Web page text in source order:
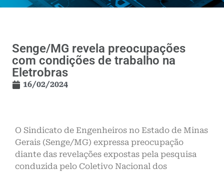
Senge/MG revela preocupações
com condições de trabalho na
Eletrobras
16/02/2024
O Sindicato de Engenheiros no Estado de Minas
Gerais (Senge/MG) expressa preocupação
diante das revelações expostas pela pesquisa
conduzida pelo Coletivo Nacional dos